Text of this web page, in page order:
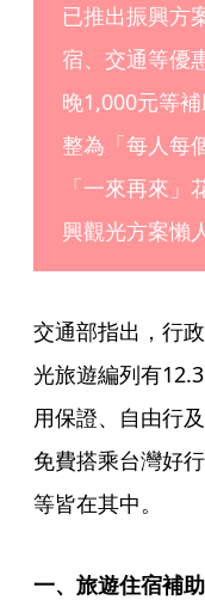
已推出振興方
宿、交通等優
晚1,000元等
整為「每人每
「一來再來
興觀光方案懶
交通部指出，行
光旅遊編列有
用保證、自由行
免費搭乘台灣好
等皆在其中。
一、旅遊住宿補